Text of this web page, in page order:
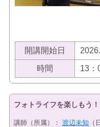
開講開始日
時間 13：
フォトライフを楽しもう！
講師（所属）： 渡辺未知 （